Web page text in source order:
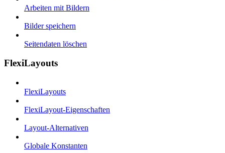
Arbeiten mit Bildern
Bilder speichern
Seitendaten löschen
FlexiLayouts
FlexiLayouts
FlexiLayout-Eigenschaften
Layout-Alternativen
Globale Konstanten